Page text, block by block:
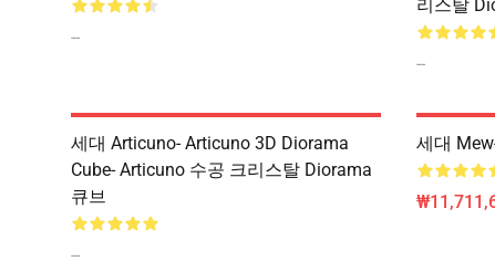
--
리스탈
--
세대 Articuno- Articuno 3D Diorama
Cube- Articuno 수공 크리스탈 Diorama
큐브
--
세대